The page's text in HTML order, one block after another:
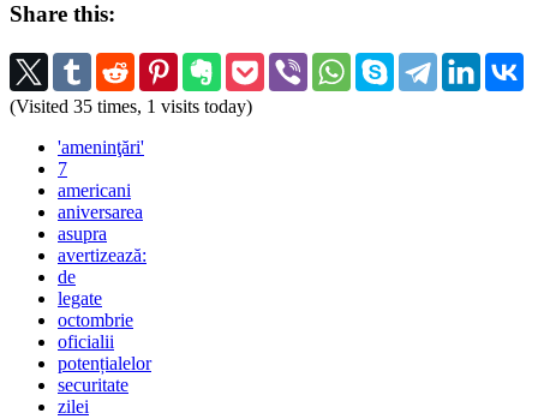
Share this:
(Visited 35 times, 1 visits today)
'ameninţări'
7
americani
aniversarea
asupra
avertizează:
de
legate
octombrie
oficialii
potențialelor
securitate
zilei